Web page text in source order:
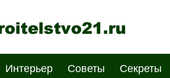
Интерьер Советы Секреты